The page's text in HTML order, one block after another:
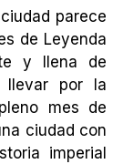
parece
de Leyenda
y llena de
llevar por la
mes de
ciudad con
imperial